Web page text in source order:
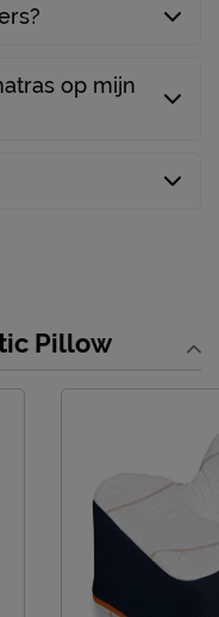
27, 5405 AR, Uden,
op mijn
Pillow